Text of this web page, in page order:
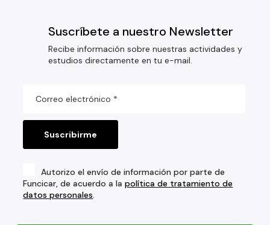
Suscríbete a nuestro Newsletter
Recibe información sobre nuestras actividades y
estudios directamente en tu e-mail.
Autorizo el envío de información por parte de
Funcicar, de acuerdo a lapolítica de tratamiento de
datos personales.